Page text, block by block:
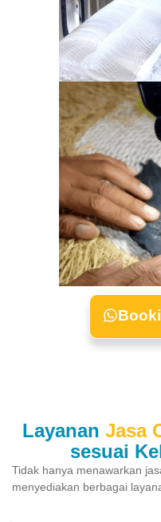
Layanan Jasa
sesuai
Tidak hanya menawarkan
menyediakan berbagai